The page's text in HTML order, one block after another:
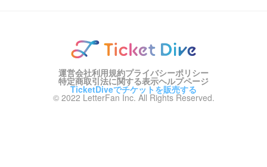
運営会社利用規約プライバシーポリシー
特定商取引法に関する表示ヘルプページ
TicketDiveでチケットを販売する
© 2022 LetterFan Inc. All Rights Reserved.